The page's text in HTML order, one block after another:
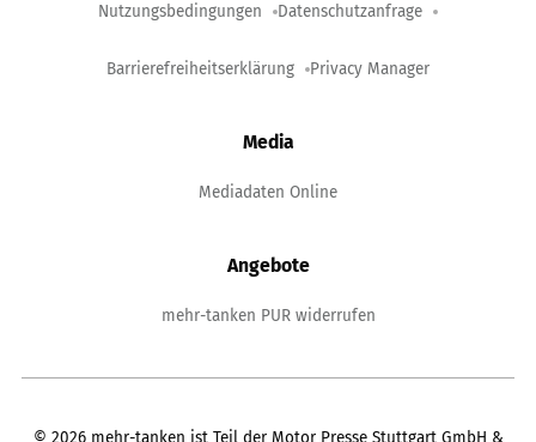
Nutzungsbedingungen Datenschutzanfrage
Barrierefreiheitserklärung Privacy Manager
Media
Mediadaten Online
Angebote
mehr-tanken PUR widerrufen
© 2026 mehr-tanken ist Teil der Motor Presse Stuttgart GmbH &